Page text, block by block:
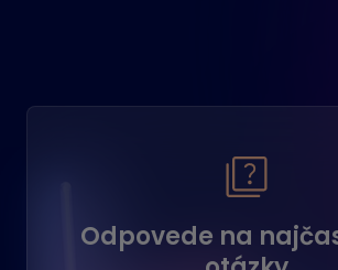
Odpovede na